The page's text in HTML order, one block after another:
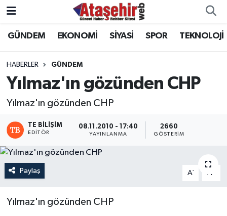
GÜNDEM EKONOMİ SİYASİ SPOR TEKNOLOJİ
HABERLER GÜNDEM
Yılmaz'ın gözünden CHP
Yılmaz'ın gözünden CHP
TE BILIŞIM
EDITÖR
08.11.2010 - 17:40
YAYINLANMA
2660
GÖSTERIM
Paylaş A- A
Yılmaz'ın gözünden CHP
Hava Durumu
Trafik Durumu
Süper Lig Puan Durumu ve Fikstür
Haber Arşivi